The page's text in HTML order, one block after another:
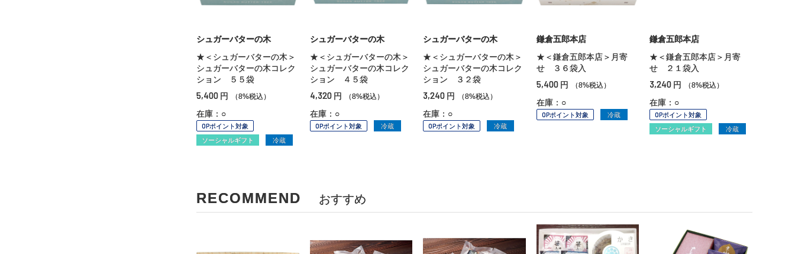
シュガーバターの木
★＜シュガーバターの木＞
シュガーバターの木コレク
ション ５５袋
5,400 円 （8%税込）
在庫：○
OPポイント対象
ソーシャルギフト
冷蔵
シュガーバターの木
★＜シュガーバターの木＞
シュガーバターの木コレク
ション ４５袋
4,320 円 （8%税込）
在庫：○
OPポイント対象 冷蔵
シュガーバターの木
★＜シュガーバターの木＞
シュガーバターの木コレク
ション ３２袋
3,240 円 （8%税込）
在庫：○
OPポイント対象 冷蔵
鎌倉五郎本店
★＜鎌倉五郎本店＞月寄
せ ３６袋入
5,400 円 （8%税込）
在庫：○
OPポイント対象 冷蔵
鎌倉五郎本店
★＜鎌倉五郎本店＞月寄
せ ２１袋入
3,240 円 （8%税込）
在庫：○
OPポイント対象
ソーシャルギフト
冷蔵
RECOMMEND おすすめ